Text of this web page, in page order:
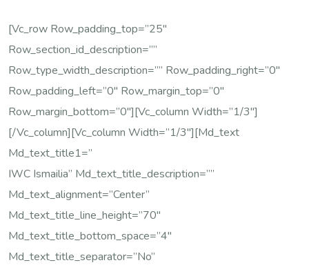
[vc_row Row_padding_top=”25″
Row_section_id_description=””
Row_type_width_description=”” Row_padding_right=”0″
Row_padding_left=”0″ Row_margin_top=”0″
Row_margin_bottom=”0″][vc_column Width=”1/3″]
[/vc_column][vc_column Width=”1/3″][md_text
Md_text_title1=”
IWC Ismailia” Md_text_title_description=””
Md_text_alignment=”center”
Md_text_title_line_height=”70″
Md_text_title_bottom_space=”4″
Md_text_title_separator=”no”